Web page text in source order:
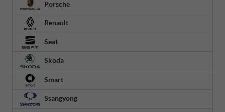
Porsche
Renault
Seat
Skoda
Smart
Ssangyong